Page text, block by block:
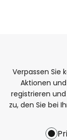
Verpassen Sie
Aktionen
registrieren
zu, den Sie bei